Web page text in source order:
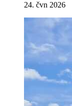
24. čvn 2026